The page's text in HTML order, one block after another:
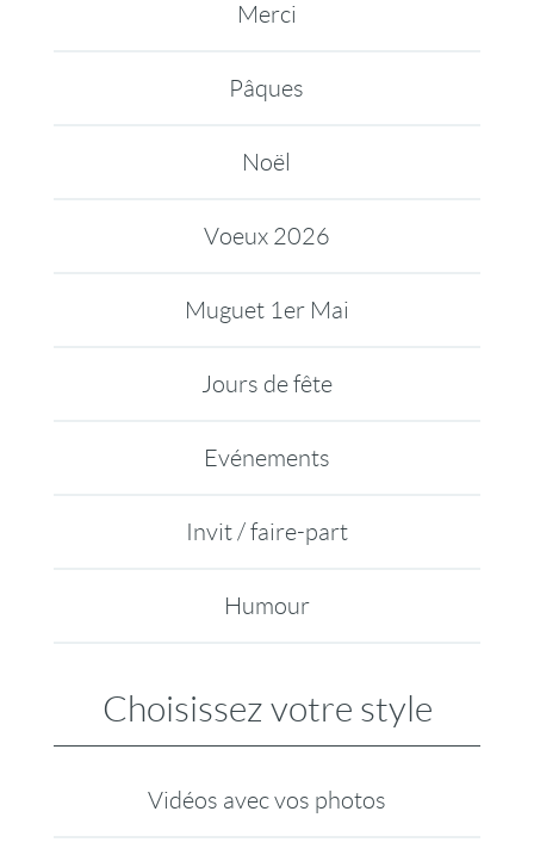
Merci
Pâques
Noël
Voeux 2026
Muguet 1er Mai
Jours de fête
Evénements
Invit / faire-part
Humour
Choisissez votre style
Vidéos avec vos photos